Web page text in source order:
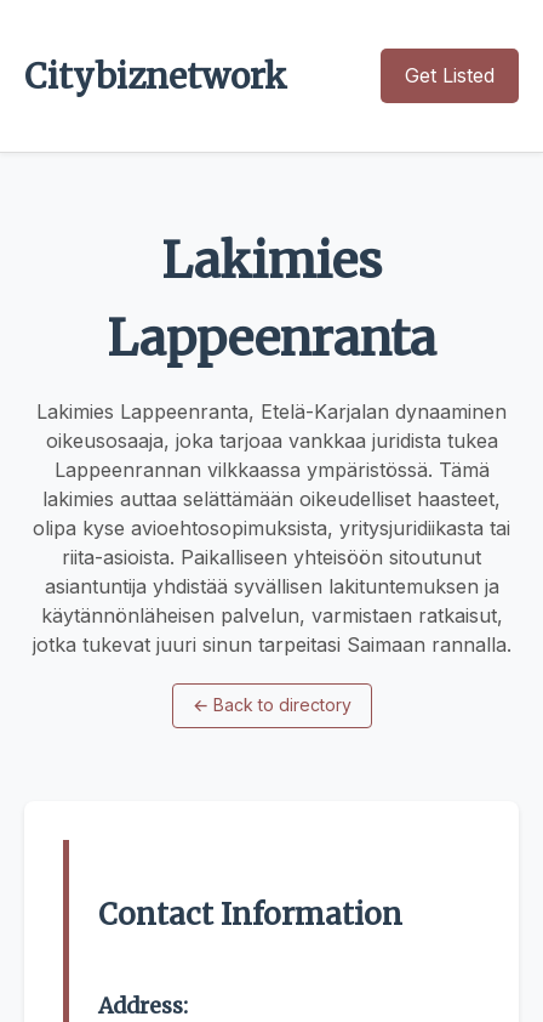
Citybiznetwork Get Listed
Lakimies
Lappeenranta
Lakimies Lappeenranta, Etelä-Karjalan dynaaminen
oikeusosaaja, joka tarjoaa vankkaa juridista tukea
Lappeenrannan vilkkaassa ympäristössä. Tämä
lakimies auttaa selättämään oikeudelliset haasteet,
olipa kyse avioehtosopimuksista, yritysjuridiikasta tai
riita-asioista. Paikalliseen yhteisöön sitoutunut
asiantuntija yhdistää syvällisen lakituntemuksen ja
käytännönläheisen palvelun, varmistaen ratkaisut,
jotka tukevat juuri sinun tarpeitasi Saimaan rannalla.
← Back to directory
Contact Information
Address: